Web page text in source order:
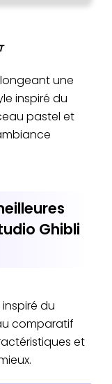
une
inspiré du
pastel et
Ghibli
du
comparatif
et